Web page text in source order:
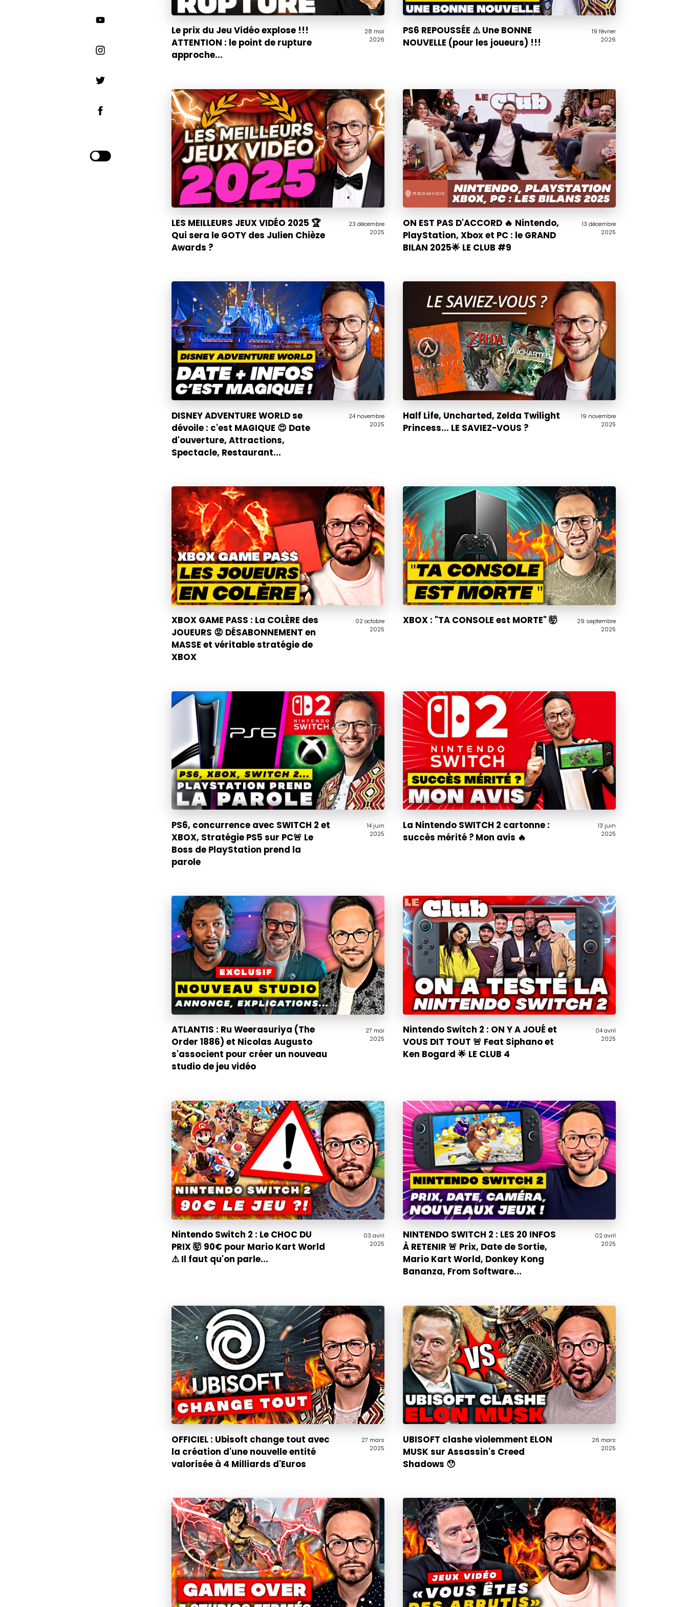
28 mai
2026
Le prix du Jeu Vidéo explose !!!
ATTENTION : le point de rupture
approche...
19 février
2026
PS6 REPOUSSÉE ⚠️ Une BONNE
NOUVELLE (pour les joueurs) !!!
23 décembre
2025
LES MEILLEURS JEUX VIDÉO 2025 🏆
Qui sera le GOTY des Julien Chièze
Awards ?
13 décembre
2025
ON EST PAS D'ACCORD 🔥 Nintendo,
PlayStation, Xbox et PC : le GRAND
BILAN 2025🌟 LE CLUB #9
24 novembre
2025
DISNEY ADVENTURE WORLD se
dévoile : c'est MAGIQUE 😍 Date
d'ouverture, Attractions,
Spectacle, Restaurant...
19 novembre
2025
Half Life, Uncharted, Zelda Twilight
Princess... LE SAVIEZ-VOUS ?
02 octobre
2025
XBOX GAME PASS : La COLÈRE des
JOUEURS 😡 DÉSABONNEMENT en
MASSE et véritable stratégie de
XBOX
29 septembre
2025
XBOX : "TA CONSOLE est MORTE" 🤯
14 juin
2025
PS6, concurrence avec SWITCH 2 et
XBOX, Stratégie PS5 sur PC🚨 Le
Boss de PlayStation prend la
parole
13 juin
2025
La Nintendo SWITCH 2 cartonne :
succès mérité ? Mon avis 🔥
27 mai
2025
ATLANTIS : Ru Weerasuriya (The
Order 1886) et Nicolas Augusto
s'associent pour créer un nouveau
studio de jeu vidéo
04 avril
2025
Nintendo Switch 2 : ON Y A JOUÉ et
VOUS DIT TOUT 🚨 Feat Siphano et
Ken Bogard 🌟 LE CLUB 4
03 avril
2025
Nintendo Switch 2 : Le CHOC DU
PRIX 🤯 90€ pour Mario Kart World
⚠️ Il faut qu'on parle...
02 avril
2025
NINTENDO SWITCH 2 : LES 20 INFOS
À RETENIR 🚨 Prix, Date de Sortie,
Mario Kart World, Donkey Kong
Bananza, From Software...
27 mars
2025
OFFICIEL : Ubisoft change tout avec
la création d'une nouvelle entité
valorisée à 4 Milliards d'Euros
26 mars
2025
UBISOFT clashe violemment ELON
MUSK sur Assassin's Creed
Shadows 😯